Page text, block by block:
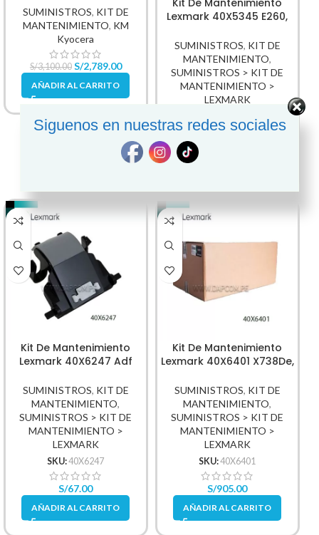
SUMINISTROS, KIT DE
MANTENIMIENTO, KM
Kyocera
S/3,100.00 S/2,789.00
AÑADIR AL CARRITO
Lexmark 40X5345 E260,
SUMINISTROS, KIT DE
MANTENIMIENTO,
SUMINISTROS > KIT DE
MANTENIMIENTO >
LEXMARK
SKU: 40X5345
S/689.00
AÑADIR AL CARRITO
Kit De Mantenimiento
Lexmark 40X6247 Adf
Pad Simplex
SUMINISTROS, KIT DE
MANTENIMIENTO,
SUMINISTROS > KIT DE
MANTENIMIENTO >
LEXMARK
SKU:40X6247
S/67.00
AÑADIR AL CARRITO
Kit De Mantenimiento
Lexmark 40X6401 X738De,
Xs736De, X748De, C746Dn
220V
SUMINISTROS, KIT DE
MANTENIMIENTO,
SUMINISTROS > KIT DE
MANTENIMIENTO >
LEXMARK
SKU:40X6401
S/905.00
AÑADIR AL CARRITO
Siguenos en nuestras redes sociales